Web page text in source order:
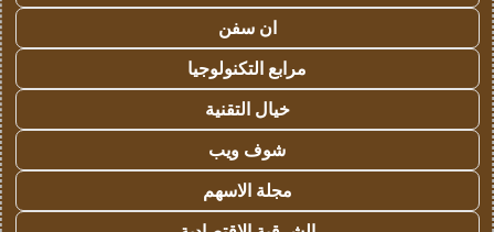
ان سفن
مرابع التكنولوجيا
خيال التقنية
شوف ويب
مجلة الاسهم